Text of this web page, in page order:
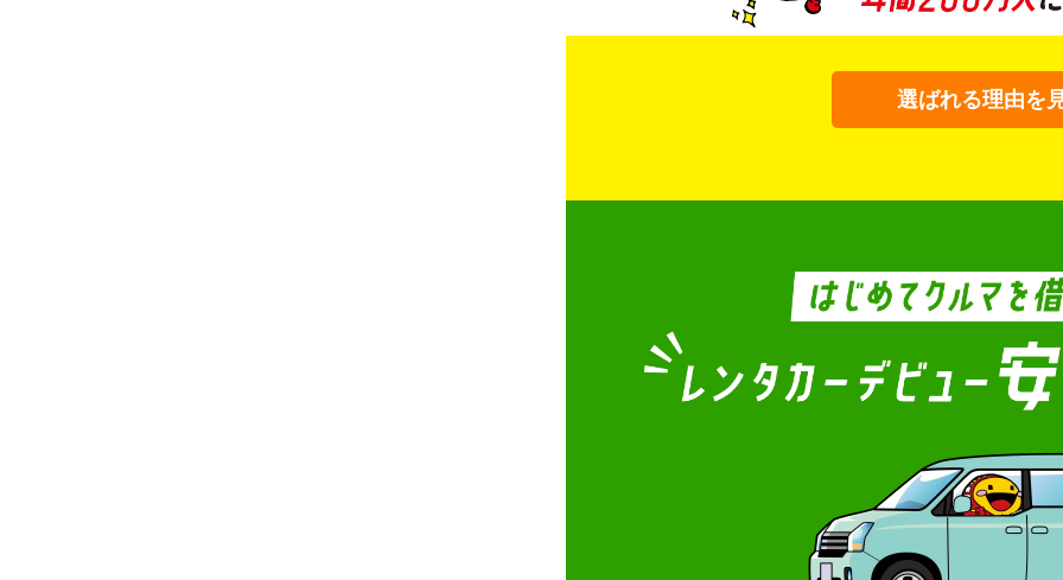
選ばれる理由を